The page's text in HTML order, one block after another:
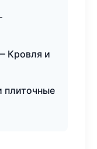
Кровля и